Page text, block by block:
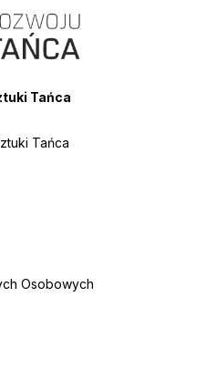
Tańca
Tańca
Osobowych